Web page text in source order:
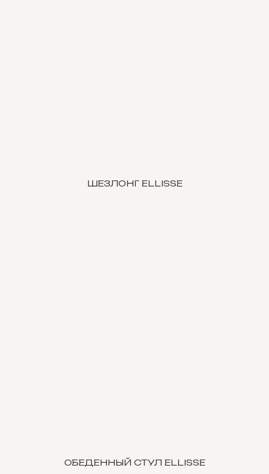
ШЕЗЛОНГ ELLISSE
ОБЕДЕННЫЙ СТУЛ ELLISSE